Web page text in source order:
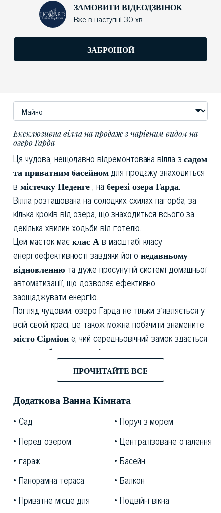
ЗАМОВИТИ ВІДЕОДЗВІНОК
Вже в наступні 30 хв
ЗАБРОНЮЙ
Ексклюзивна вілла на продаж з чарівним видом на
озеро Гарда
Ця чудова, нещодавно відремонтована вілла з садом
та приватним басейном для продажу знаходиться
в містечку Педенге, наберезі озера Гарда.
Вілла розташована на солодких схилах пагорба, за
кілька кроків від озера, що знаходиться всього за
декілька хвилин ходьби від готелю.
Цей маєток маєклас Ав масштабі класу
енергоефективності завдяки його недавньому
відновленню та дуже просунутій системі домашньої
автоматизації, що дозволяє ефективно
заощаджувати енергію.
Погляд чудовий: озеро Гарда не тільки з'являється у
всій своїй красі, це також можна побачити знамените
місто Сірміоне, чий середньовічний замок здається
настільки близьким, що його можна торкнутися.
Ця власність розміром 400 м2 і має три поверхи,
кожен поверх має величезні вікна в кожному номері,
звідки відкривається чудовий вид на озеро та
відчуття прекрасного природного сонячного світла.
Вечеря та вітальня - відкритий простір, який веде до
панорамної тераси з
видом на околиці. У цьому
чудовому готелі є чотири окремі ванні кімнати з
двоспальними ліжками.
Ця вілла повністю оточена
парком площею 2500
, де розташовані різноманітні ретельно відібрані
середземноморські рослини. У парку також є басейн
ПРОЧИТАЙТЕ ВСЕ
Додаткова Ванна Кімната
Сад
Поруч з морем
Перед озером
Централізоване опалення
гараж
Басейн
Панорамна тераса
Балкон
Приватне місце для
Подвійні вікна